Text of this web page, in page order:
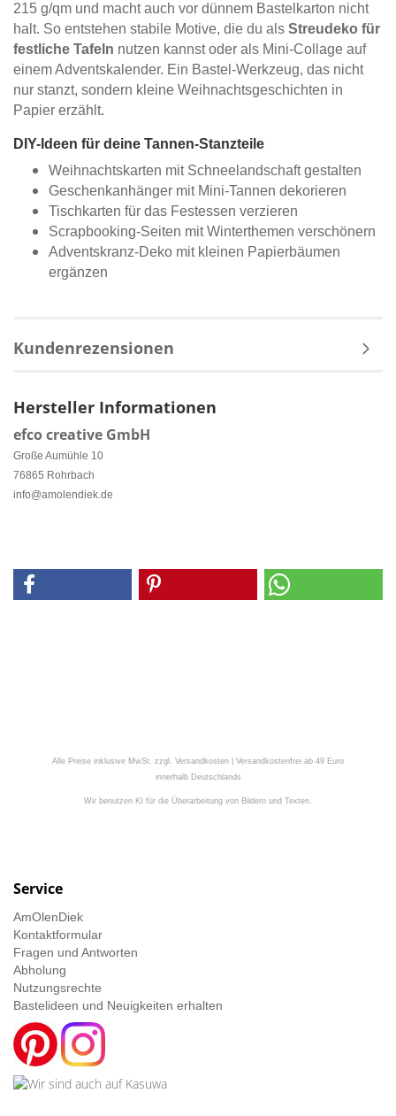
215 g/qm und macht auch vor dünnem Bastelkarton nicht
halt. So entstehen stabile Motive, die du als Streudeko für
festliche Tafeln nutzen kannst oder als Mini-Collage auf
einem Adventskalender. Ein Bastel-Werkzeug, das nicht
nur stanzt, sondern kleine Weihnachtsgeschichten in
Papier erzählt.
DIY-Ideen für deine Tannen-Stanzteile
Weihnachtskarten mit Schneelandschaft gestalten
Geschenkanhänger mit Mini-Tannen dekorieren
Tischkarten für das Festessen verzieren
Scrapbooking-Seiten mit Winterthemen verschönern
Adventskranz-Deko mit kleinen Papierbäumen
ergänzen
Kundenrezensionen
Hersteller Informationen
efco creative GmbH
Große Aumühle 10
76865 Rohrbach
info@amolendiek.de
Alle Preise inklusive MwSt. zzgl. Versandkosten | Versandkostenfrei ab 49 Euro
innerhalb Deutschlands
Wir benutzen KI für die Überarbeitung von Bildern und Texten.
Service
AmOlenDiek
Kontaktformular
Fragen und Antworten
Abholung
Nutzungsrechte
Bastelideen und Neuigkeiten erhalten